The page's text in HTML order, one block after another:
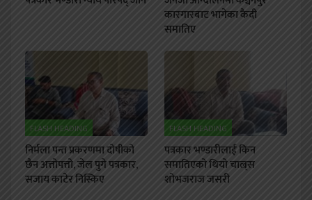
कारगारबाट भागेका कैदी
समातिए
FLASH HEADING
निर्मला पन्त प्रकरणमा दोषीको
छैन अत्तोपत्तो, जेल पुगे पत्रकार,
सजाय काटेर निस्किए
FLASH HEADING
पत्रकार भण्डारीलाई किन
समातिएको थियो चाल्र्स
शोभजराज जसरी